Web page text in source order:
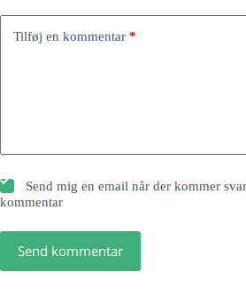
Tilføj en kommentar *
Send mig en email når der kommer
kommentar
Send kommentar